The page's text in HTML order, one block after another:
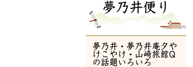
夢乃井便り
夢乃井・夢乃井庵夕や
けこやけ・山崎旅館Q
の話題いろいろ